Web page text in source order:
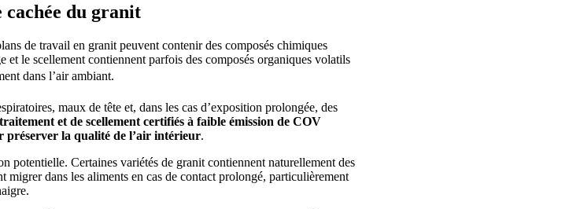
cachée du granit
de travail en granit peuvent contenir des composés chimiques
et le scellement contiennent parfois des composés organiques volatils
dans l’air ambiant.
maux de tête et, dans les cas d’exposition prolongée, des
et de scellement certifiés à faible émission de COV
préserver la qualité de l’air intérieur.
potentielle. Certaines variétés de granit contiennent naturellement des
migrer dans les aliments en cas de contact prolongé, particulièrement